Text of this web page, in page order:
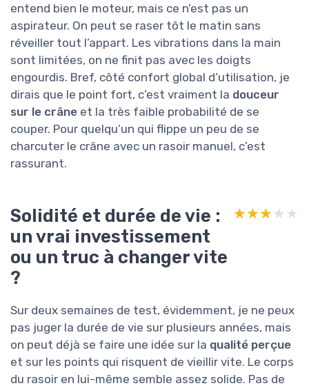
entend bien le moteur, mais ce n’est pas un
aspirateur. On peut se raser tôt le matin sans
réveiller tout l’appart. Les vibrations dans la main
sont limitées, on ne finit pas avec les doigts
engourdis. Bref, côté confort global d’utilisation, je
dirais que le point fort, c’est vraiment la douceur
sur le crâne et la très faible probabilité de se
couper. Pour quelqu’un qui flippe un peu de se
charcuter le crâne avec un rasoir manuel, c’est
rassurant.
Solidité et durée de vie :
un vrai investissement
ou un truc à changer vite
?
★★★★★
★★★★★
Sur deux semaines de test, évidemment, je ne peux
pas juger la durée de vie sur plusieurs années, mais
on peut déjà se faire une idée sur la qualité perçue
et sur les points qui risquent de vieillir vite. Le corps
du rasoir en lui-même semble assez solide. Pas de